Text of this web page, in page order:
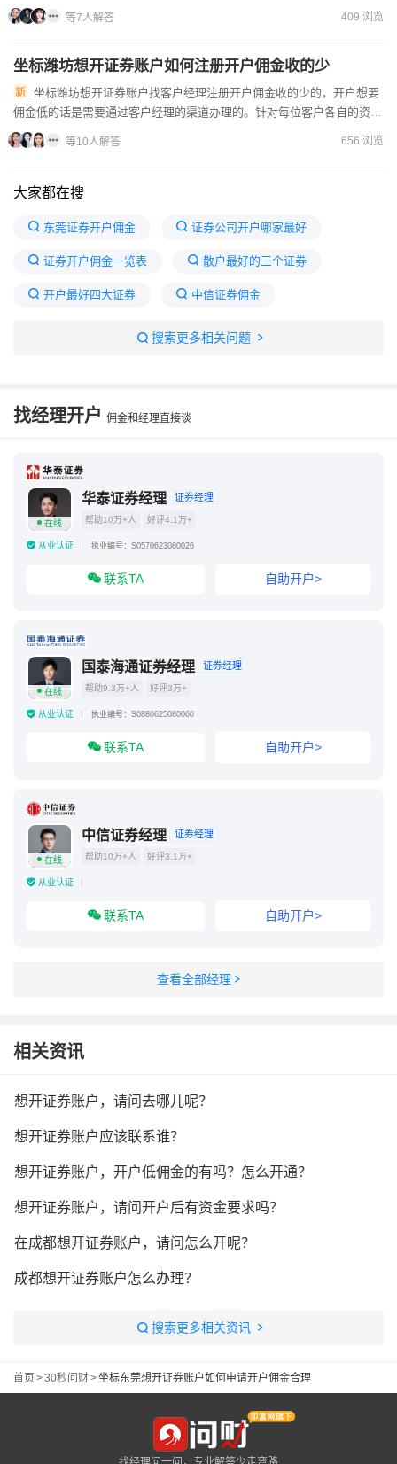
佣金降低的方法可以参考：1、增加您的交易金额，当资金量达到一...
等7人解答 409 浏览
坐标潍坊想开证券账户如何注册开户佣金收的少
佣金低的话是需要通过客户经理的渠道办理的。针对每位客户各自的资金
量大小和交易需求，券商的客户经理都会提供一对一的佣金优惠政策...
等10人解答 656 浏览
大家都在搜
东莞证券开户佣金 证券公司开户哪家最好
证券开户佣金一览表 散户最好的三个证券
开户最好四大证券 中信证券佣金
万0.85免五开户哪家券商
搜索更多相关问题
找经理开户 佣金和经理直接谈
在线
华泰证券经理 证券经理
帮助10万+人 好评4.1万+
从业认证 执业编号：S0570623080026
联系TA 自助开户>
在线
国泰海通证券经理 证券经理
帮助9.3万+人 好评3万+
从业认证 执业编号：S0880625080060
联系TA 自助开户>
在线
中信证券经理 证券经理
帮助10万+人 好评3.1万+
从业认证
联系TA 自助开户>
查看全部经理
相关资讯
想开证券账户，请问去哪儿呢？
想开证券账户应该联系谁？
想开证券账户，开户低佣金的有吗？怎么开通？
想开证券账户，请问开户后有资金要求吗？
在成都想开证券账户，请问怎么开呢？
成都想开证券账户怎么办理？
搜索更多相关资讯
首页 >30秒问财>坐标东莞想开证券账户如何申请开户佣金合理